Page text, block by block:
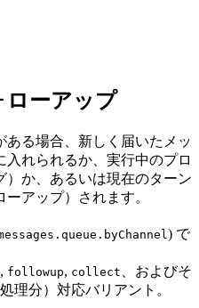
ローアップ
る場合、新しく届いたメッ
れられるか、実行中のプロ
）か、あるいは現在のターン
アップ）されます。
) で
, followup, collect
、およびそ
理分）対応バリアント。